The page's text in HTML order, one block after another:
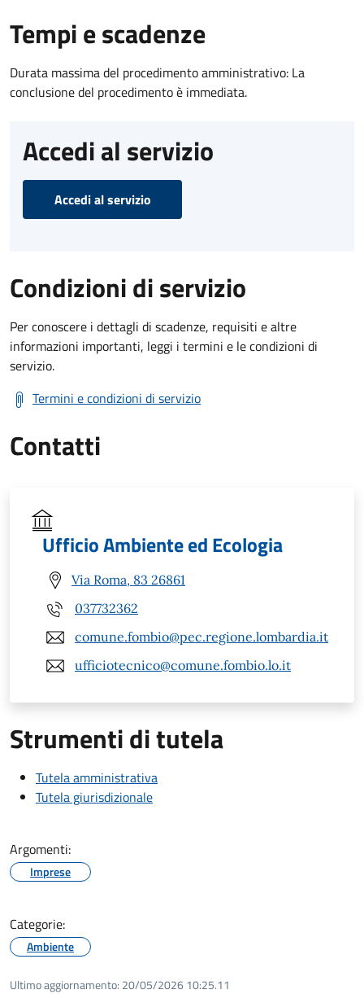
Tempi e scadenze
Durata massima del procedimento amministrativo: La
conclusione del procedimento è immediata.
Accedi al servizio
Accedi al servizio
Condizioni di servizio
Per conoscere i dettagli di scadenze, requisiti e altre
informazioni importanti, leggi i termini e le condizioni di
servizio.
Termini e condizioni di servizio
Contatti
Ufficio Ambiente ed Ecologia
Via Roma, 83 26861
037732362
comune.fombio@pec.regione.lombardia.it
ufficiotecnico@comune.fombio.lo.it
Strumenti di tutela
Tutela amministrativa
Tutela giurisdizionale
Argomenti:
Imprese
Categorie:
Ambiente
Ultimo aggiornamento: 20/05/2026 10:25.11